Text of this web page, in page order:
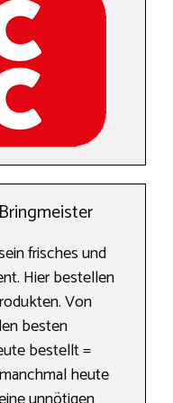
frisches und
Hier bestellen
Von
besten
bestellt =
heute